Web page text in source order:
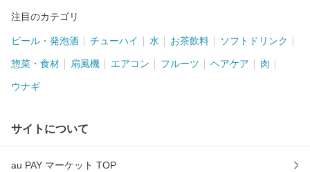
注目のカテゴリ
ビール・発泡酒 チューハイ 水 お茶飲料 ソフトドリンク
惣菜・食材 扇風機 エアコン フルーツ ヘアケア 肉
ウナギ
サイトについて
au PAY マーケット TOP